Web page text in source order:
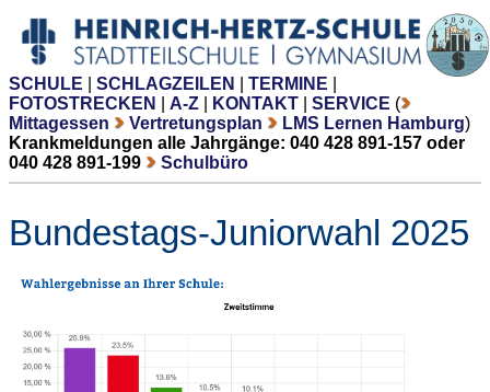
SCHULE SCHLAGZEILEN TERMINE
FOTOSTRECKEN
A-Z KONTAKT SERVICE (
Mittagessen
Vertretungsplan LMS Lernen Hamburg)
Krankmeldungen alle Jahrgänge: 040 428 891-157 oder
040 428 891-199
Schulbüro
Bundestags-Juniorwahl 2025